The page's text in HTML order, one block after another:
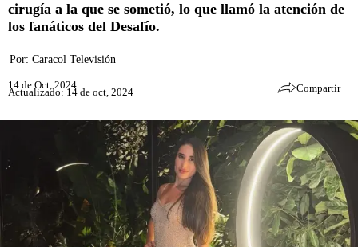
cirugía a la que se sometió, lo que llamó la atención de
los fanáticos del Desafío.
Por: Caracol Televisión
14 de Oct, 2024
Actualizado: 14 de oct, 2024 Compartir